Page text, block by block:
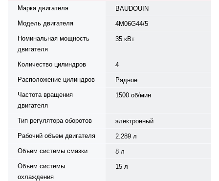
Марка двигателя
BAUDOUIN
Модель двигателя
4M06G44/5
Номинальная мощность
двигателя
35 кВт
Количество цилиндров
4
Расположение цилиндров
Рядное
Частота вращения
двигателя
1500 об/мин
Тип регулятора оборотов
электронный
Рабочий объем двигателя
2.289 л
Объем системы смазки
8 л
Объем системы
охлаждения
15 л